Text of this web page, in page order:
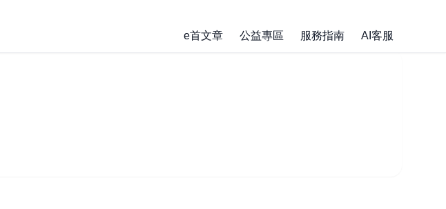
e首文章 公益專區 服務指南 AI客服